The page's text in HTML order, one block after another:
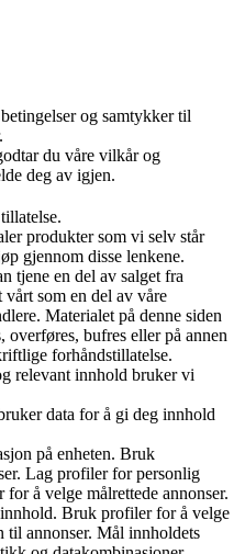
og samtykker til
du våre vilkår og
deg av igjen.
produkter som vi selv står
gjennom disse lenkene.
tjene en del av salget fra
som en del av våre
Materialet på denne siden
overføres, bufres eller på annen
forhåndstillatelse.
relevant innhold bruker vi
data for å gi deg innhold
på enheten. Bruk
Lag profiler for personlig
å velge målrettede annonser.
Bruk profiler for å velge
annonser. Mål innholdets